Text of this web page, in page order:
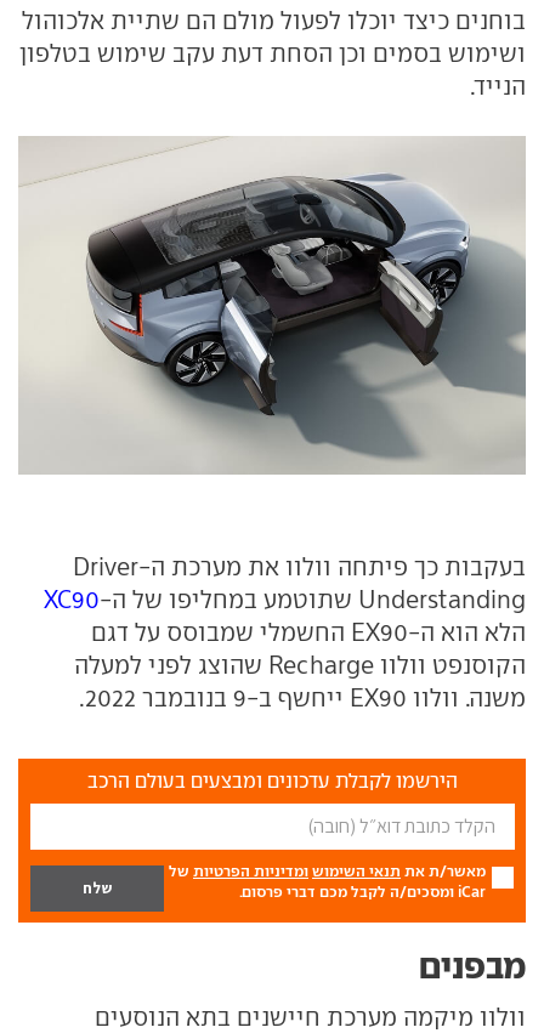
בוחנים כיצד יוכלו לפעול מולם הם שתיית אלכוהול
ושימוש בסמים וכן הסחת דעת עקב שימוש בטלפון
הנייד.
בעקבות כך פיתחה וולוו את מערכת ה-Driver
Understanding שתוטמע במחליפו של ה-
XC90
הלא הוא ה-EX90 החשמלי שמבוסס על דגם
הקוסנפט וולוו Recharge שהוצג לפני למעלה
משנה. וולוו EX90 ייחשף ב-9 בנובמבר 2022.
הירשמו לקבלת עדכונים ומבצעים בעולם הרכב
מאשר/ת את תנאי השימוש ומדיניות הפרטיות של
iCar ומסכים/ה לקבל מכם דברי פרסום.
מבפנים
וולוו מיקמה מערכת חיישנים בתא הנוסעים